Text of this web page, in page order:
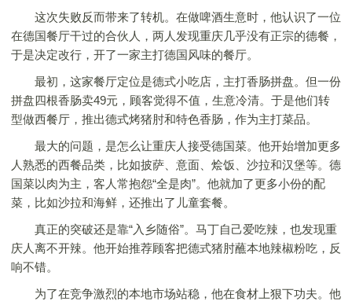
这次失败反而带来了转机。在做啤酒生意时，他认识了一位
在德国餐厅干过的合伙人，两人发现重庆几乎没有正宗的德餐，
于是决定改行，开了一家主打德国风味的餐厅。
最初，这家餐厅定位是德式小吃店，主打香肠拼盘。但一份
拼盘四根香肠卖49元，顾客觉得不值，生意冷清。于是他们转
型做西餐厅，推出德式烤猪肘和特色香肠，作为主打菜品。
最大的问题，是怎么让重庆人接受德国菜。他开始增加更多
人熟悉的西餐品类，比如披萨、意面、烩饭、沙拉和汉堡等。德
国菜以肉为主，客人常抱怨“全是肉”。他就加了更多小份的配
菜，比如沙拉和海鲜，还推出了儿童套餐。
真正的突破还是靠“入乡随俗”。马丁自己爱吃辣，也发现重
庆人离不开辣。他开始推荐顾客把德式猪肘蘸本地辣椒粉吃，反
响不错。
为了在竞争激烈的本地市场站稳，他在食材上狠下功夫。他